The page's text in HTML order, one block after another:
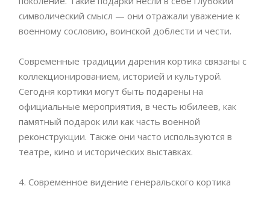
символический смысл — они отражали уважение к
военному сословию, воинской доблести и чести.
Современные традиции дарения кортика связаны с
коллекционированием, историей и культурой.
Сегодня кортики могут быть подарены на
официальные мероприятия, в честь юбилеев, как
памятный подарок или как часть военной
реконструкции. Также они часто используются в
театре, кино и исторических выставках.
4. Современное видение генеральского кортика